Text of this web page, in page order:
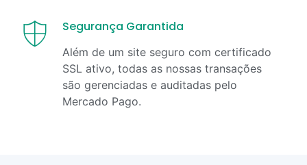
Segurança Garantida
Além de um site seguro com certificado
SSL ativo, todas as nossas transações
são gerenciadas e auditadas pelo
Mercado Pago.